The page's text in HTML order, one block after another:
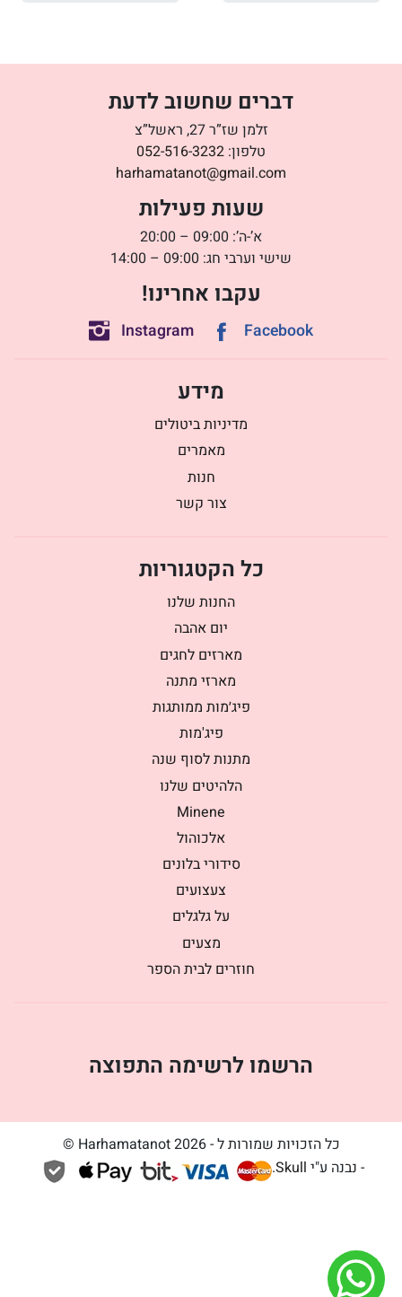
דברים שחשוב לדעת
זלמן שז”ר 27, ראשל”צ
טלפון: 052-516-3232
harhamatanot@gmail.com
שעות פעילות
א’-ה’: 09:00 – 20:00
שישי וערבי חג: 09:00 – 14:00
עקבו אחרינו!
Facebook
Instagram
מידע
מדיניות ביטולים
מאמרים
חנות
צור קשר
כל הקטגוריות
החנות שלנו
יום אהבה
מארזים לחגים
מארזי מתנה
פיג׳מות ממותגות
פיג'מות
מתנות לסוף שנה
הלהיטים שלנו
Minene
אלכוהול
סידורי בלונים
צעצועים
על גלגלים
מצעים
חוזרים לבית הספר
הרשמו לרשימה התפוצה
כל הזכויות שמורות ל - Harhamatanot 2026 ©
- נבנה ע"י Skull
.